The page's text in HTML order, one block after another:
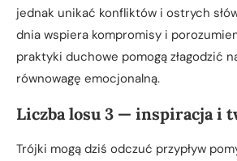
jednak unikać konfliktów i ostrych
dnia wspiera kompromisy i
praktyki duchowe pomogą złagodzić
równowagę emocjonalną.
Liczba losu 3 — inspiracja i
Trójki mogą dziś odczuć przypływ